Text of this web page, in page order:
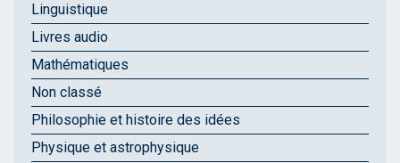
Linguistique
Livres audio
Mathématiques
Non classé
Philosophie et histoire des idées
Physique et astrophysique